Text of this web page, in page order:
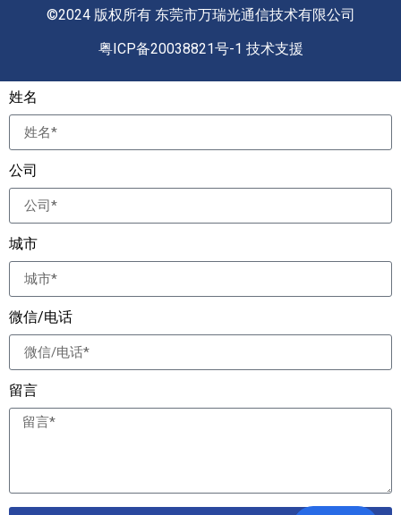
©2024 版权所有 东莞市万瑞光通信技术有限公司
粤ICP备20038821号-1 技术支援
姓名
公司
城市
微信/电话
留言